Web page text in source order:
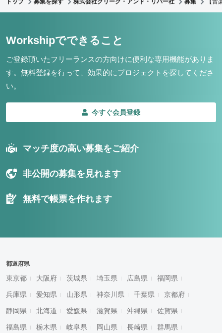
トップ 募集を探す 株式会社クリーク・アンド・リバー社 募集 【
Workshipでできること
ご登録頂いたフリーランスの方向けに便利な専用機能がありま
す。 無料登録を行って、効果的にプロジェクトを探してくださ
い。
今すぐ会員登録
マッチ度の高い募集をご紹介
非公開の募集を見れます
無料で帳票を作れます
都道府県
東京都 大阪府 茨城県 埼玉県 広島県 福岡県
兵庫県 愛知県 山形県 神奈川県 千葉県 京都府
静岡県 北海道 愛媛県 滋賀県 沖縄県 佐賀県
福島県 栃木県 岐阜県 岡山県 長崎県 群馬県